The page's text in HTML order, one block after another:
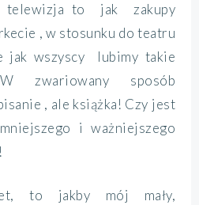
telewizja to jak zakupy
, w stosunku do teatru
jak wszyscy lubimy takie
zwariowany sposób
, ale książka! Czy jest
i ważniejszego
to jakby mój mały,